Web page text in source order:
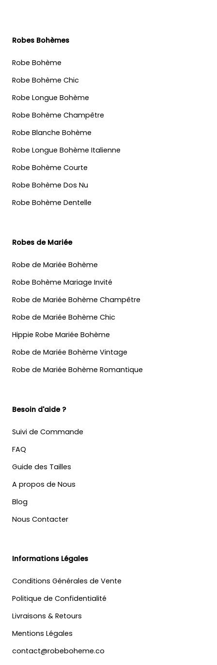
Robes Bohèmes
Robe Bohème
Robe Bohème Chic
Robe Longue Bohème
Robe Bohème Champêtre
Robe Blanche Bohème
Robe Longue Bohème Italienne
Robe Bohème Courte
Robe Bohème Dos Nu
Robe Bohème Dentelle
Robes de Mariée
Robe de Mariée Bohème
Robe Bohème Mariage Invité
Robe de Mariée Bohème Champêtre
Robe de Mariée Bohème Chic
Hippie Robe Mariée Bohème
Robe de Mariée Bohème Vintage
Robe de Mariée Bohème Romantique
Besoin d'aide ?
Suivi de Commande
FAQ
Guide des Tailles
A propos de Nous
Blog
Nous Contacter
Informations Légales
Conditions Générales de Vente
Politique de Confidentialité
Livraisons & Retours
Mentions Légales
contact@robeboheme.co